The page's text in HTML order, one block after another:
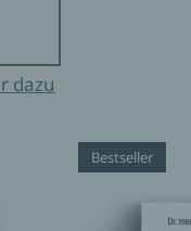
dazu
Bestseller